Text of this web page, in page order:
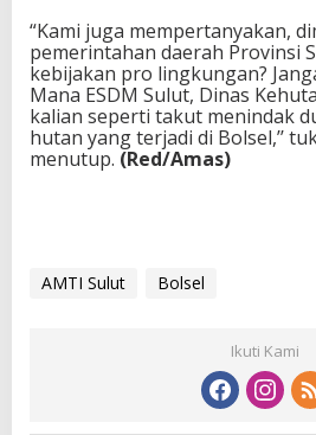
“Kami juga mempertanyakan,
pemerintahan daerah Provinsi
kebijakan pro lingkungan?
Mana ESDM Sulut, Dinas
kalian seperti takut menindak
hutan yang terjadi di Bolsel,’’
menutup. (Red/Amas)
AMTI Sulut Bolsel
Ikuti Kami